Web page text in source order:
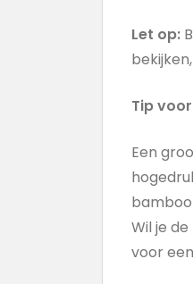
Let op:
Tip
Een
Wil je
voor